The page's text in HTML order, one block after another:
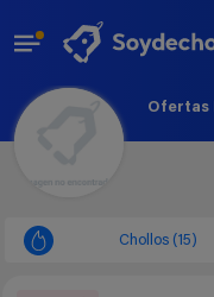
Ofertas
Chollos (15)